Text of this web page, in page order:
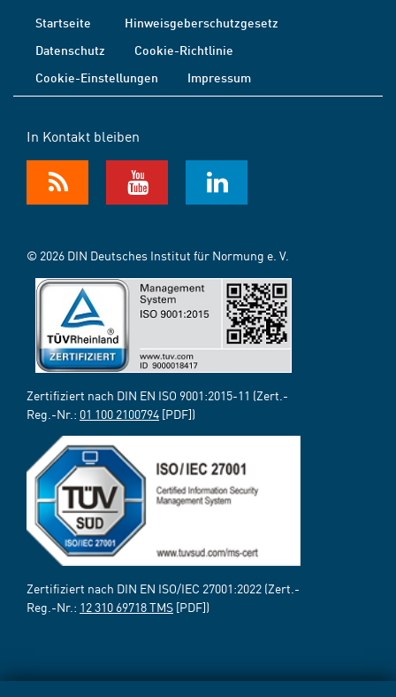
Startseite
Hinweisgeberschutzgesetz
Datenschutz
Cookie-Richtlinie
Cookie-Einstellungen
Impressum
In Kontakt bleiben
© 2026 DIN Deutsches Institut für Normung e. V.
Zertifiziert nach DIN EN ISO 9001:2015-11 (Zert.-
Reg.-Nr.: 01 100 2100794 [PDF])
Zertifiziert nach DIN EN ISO/IEC 27001:2022 (Zert.-
Reg.-Nr.: 12 310 69718 TMS [PDF])